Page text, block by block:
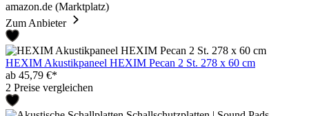
amazon.de (Marktplatz)
Zum Anbieter
HEXIM Akustikpaneel HEXIM Pecan 2 St. 278 x 60 cm
ab 45,79 €*
2 Preise vergleichen